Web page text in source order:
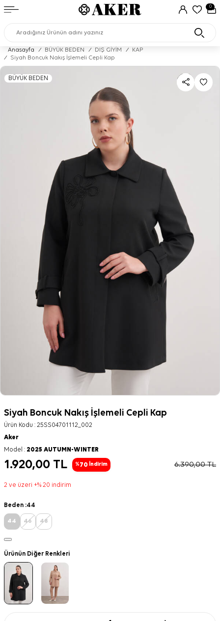
0
Anasayfa / BÜYÜK BEDEN / DIŞ GİYİM /
KAP
/
Siyah Boncuk Nakış İşlemeli Cepli Kap
BÜYÜK BEDEN
Siyah Boncuk Nakış İşlemeli Cepli Kap
Ürün Kodu : 25SS04701112_002
Aker
Model : 2025 AUTUMN-WINTER
1.920,00 TL %70 İndirim 6.390,00TL
2 ve üzeri +% 20 indirim
Beden :44
44 46 48
Ürünün Diğer Renkleri